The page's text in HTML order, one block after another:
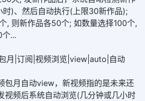
时)、然后自动执行(上限30新作品);
, 则新作品各50个; 如数量选择100个,
...
月|订阅|视频浏览|view|auto|自动
包月自动view，新视频指的是未来还
视频后系统自动浏览(几分钟或几小时